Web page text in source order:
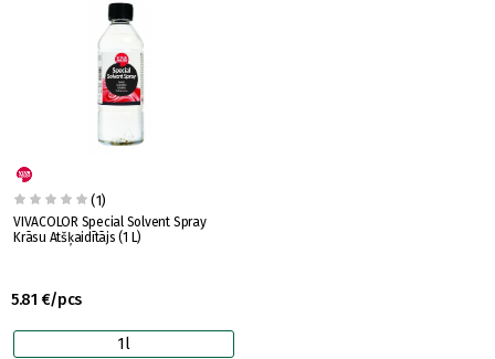
(1)
VIVACOLOR Special Solvent Spray
Krāsu Atšķaidītājs (1 L)
5.81 €/pcs
1l